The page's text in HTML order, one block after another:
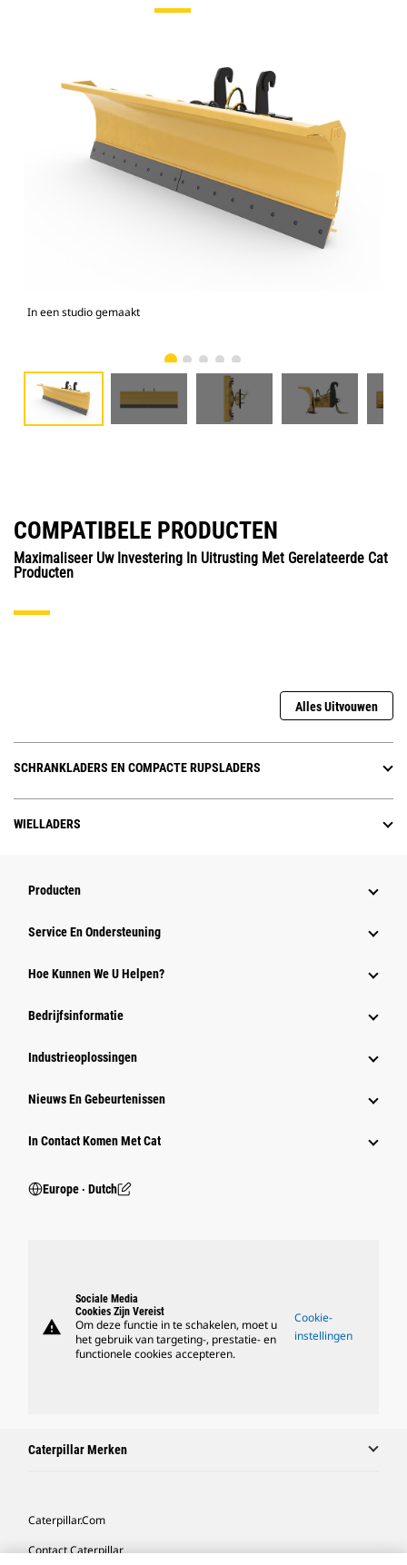
In een studio gemaakt
COMPATIBELE PRODUCTEN
Maximaliseer Uw Investering In Uitrusting Met Gerelateerde Cat
Producten
Alles Uitvouwen
SCHRANKLADERS EN COMPACTE RUPSLADERS
WIELLADERS
Producten
Service En Ondersteuning
Hoe Kunnen We U Helpen?
Bedrijfsinformatie
Industrieoplossingen
Nieuws En Gebeurtenissen
In Contact Komen Met Cat
Europe ‧ Dutch
warning
Sociale Media
Cookies Zijn Vereist
Om deze functie in te schakelen, moet u
het gebruik van targeting-, prestatie- en
functionele cookies accepteren.
Cookie-
instellingen
Caterpillar Merken
Caterpillar.com
Contact Caterpillar